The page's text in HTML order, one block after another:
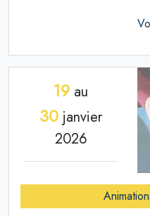
19 au
30 janvier
2026